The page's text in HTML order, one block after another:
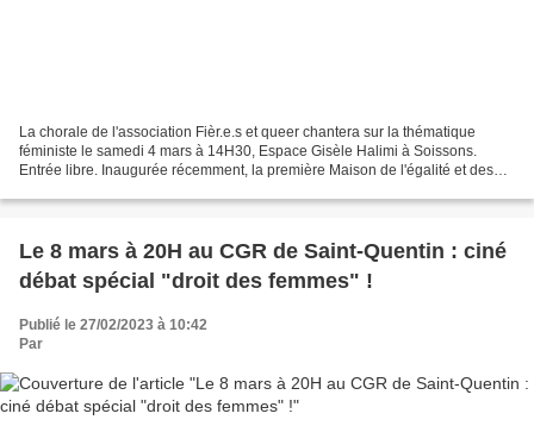
La chorale de l'association Fièr.e.s et queer chantera sur la thématique
féministe le samedi 4 mars à 14H30, Espace Gisèle Halimi à Soissons.
Entrée libre. Inaugurée récemment, la première Maison de l'égalité et des
Le 8 mars à 20H au CGR de Saint-Quentin : ciné
débat spécial "droit des femmes" !
Publié le 27/02/2023 à 10:42
Par